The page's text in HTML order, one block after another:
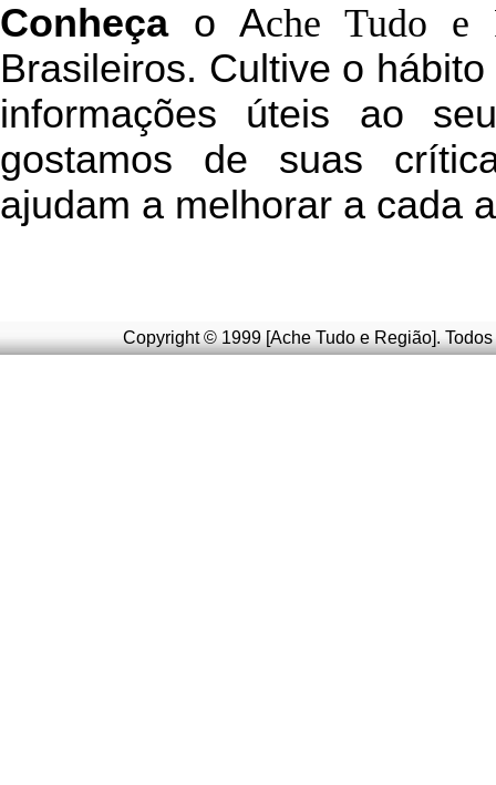
Conheçao Ache Tudo e
Brasileiros. Cultive o
informações úteis ao
gostamos de suas
ajudam a melhorar a cada
Copyright © 1999 [Ache Tudo e Região].